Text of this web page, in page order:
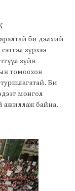
би дэлхий
зүрхээ
зүйн
томоохон
Би
монгол
ажиллаж байна.